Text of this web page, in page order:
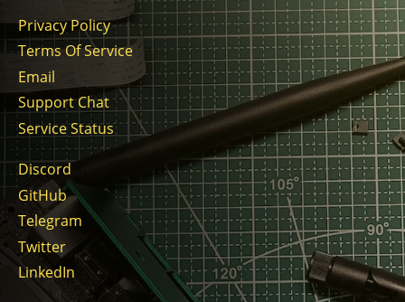
Privacy Policy
Terms Of Service
Email
Support Chat
Service Status
Discord
GitHub
Telegram
Twitter
LinkedIn